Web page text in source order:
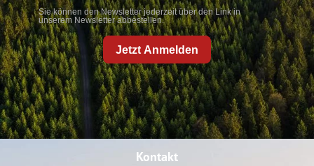
Sie können den Newsletter jederzeit über den Link in
unserem Newsletter abbestellen.
Jetzt Anmelden
Kontakt